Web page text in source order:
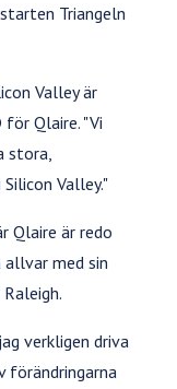
Triangeln
Valley är
för Qlaire. "Vi
stora,
Valley."
Qlaire är redo
med sin
verkligen driva
förändringarna